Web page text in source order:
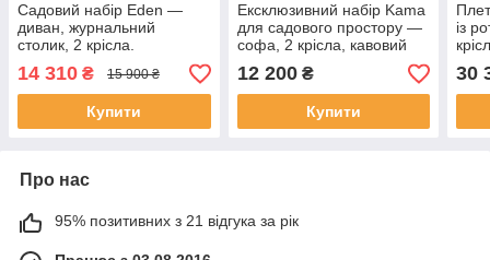
Садовий набір Eden —
диван, журнальний
столик, 2 крісла.
14 310 ₴ 15 900 ₴
Купити
Ексклюзивний набір Kama
для садового простору —
софа, 2 крісла, кавовий
12 200₴
Купити
із
30
Про нас
95% позитивних з 21 відгука за рік